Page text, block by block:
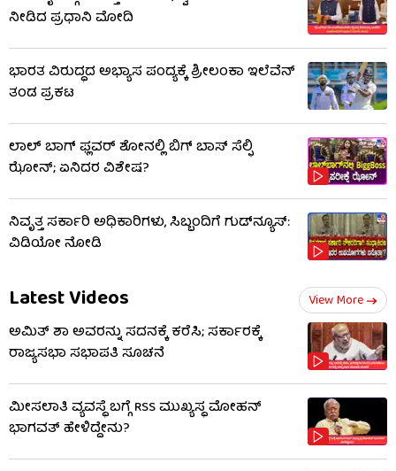
ನೀಡಿದ ಪ್ರಧಾನಿ ಮೋದಿ
ಭಾರತ ವಿರುದ್ಧದ ಅಭ್ಯಾಸ ಪಂದ್ಯಕ್ಕೆ ಶ್ರೀಲಂಕಾ ಇಲೆವೆನ್
ತಂಡ ಪ್ರಕಟ
ಲಾಲ್ ಬಾಗ್ ಫ್ಲವರ್ ಶೋನಲ್ಲಿ ಬಿಗ್ ಬಾಸ್ ಸೆಲ್ಫಿ
ಝೋನ್; ಏನಿದರ ವಿಶೇಷ?
ನಿವೃತ್ತ ಸರ್ಕಾರಿ ಅಧಿಕಾರಿಗಳು, ಸಿಬ್ಬಂದಿಗೆ ಗುಡ್​ನ್ಯೂಸ್:
ವಿಡಿಯೋ ನೋಡಿ
Latest Videos View More
ಅಮಿತ್ ಶಾ ಅವರನ್ನು ಸದನಕ್ಕೆ ಕರೆಸಿ; ಸರ್ಕಾರಕ್ಕೆ
ರಾಜ್ಯಸಭಾ ಸಭಾಪತಿ ಸೂಚನೆ
ಮೀಸಲಾತಿ ವ್ಯವಸ್ಥೆ ಬಗ್ಗೆ RSS​ ಮುಖ್ಯಸ್ಥ ಮೋಹನ್
ಭಾಗವತ್ ಹೇಳಿದ್ದೇನು?